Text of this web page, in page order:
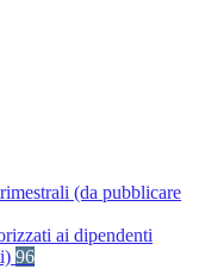
(da pubblicare
ai dipendenti
96